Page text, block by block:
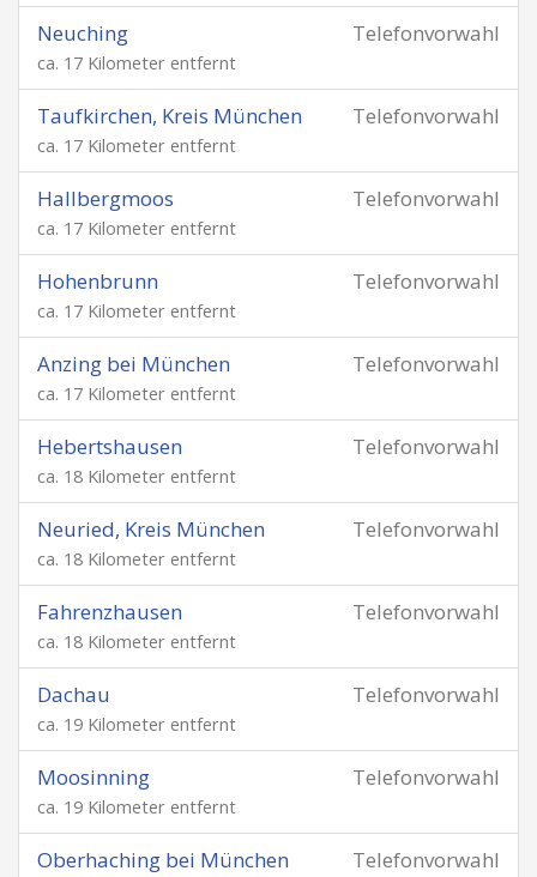
Telefonvorwahl
Neuching
ca. 17 Kilometer entfernt
Telefonvorwahl
Taufkirchen, Kreis München
ca. 17 Kilometer entfernt
Telefonvorwahl
Hallbergmoos
ca. 17 Kilometer entfernt
Telefonvorwahl
Hohenbrunn
ca. 17 Kilometer entfernt
Telefonvorwahl
Anzing bei München
ca. 17 Kilometer entfernt
Telefonvorwahl
Hebertshausen
ca. 18 Kilometer entfernt
Telefonvorwahl
Neuried, Kreis München
ca. 18 Kilometer entfernt
Telefonvorwahl
Fahrenzhausen
ca. 18 Kilometer entfernt
Telefonvorwahl
Dachau
ca. 19 Kilometer entfernt
Telefonvorwahl
Moosinning
ca. 19 Kilometer entfernt
Telefonvorwahl
Oberhaching bei München